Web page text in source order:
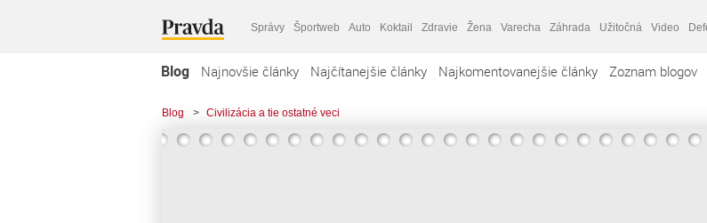
Správy Športweb Auto Koktail Zdravie Žena Varecha Záhrada Užitočná Video
Blog Najnovšie články Najčítanejšie články Najkomentovanejšie články Zoznam blogov
Blog > Civilizácia a tie ostatné veci